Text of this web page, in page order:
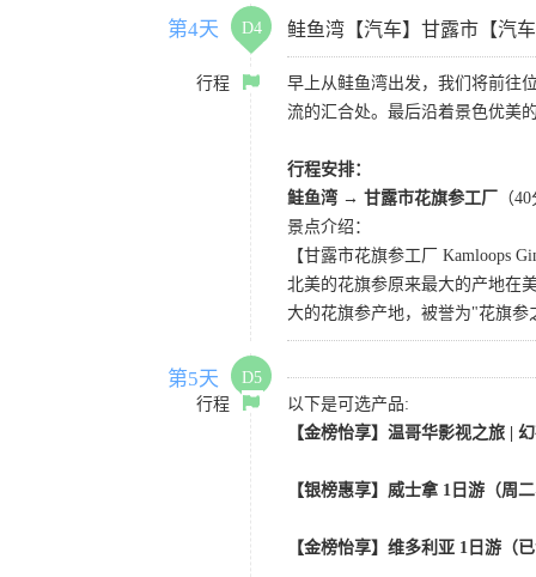
第4天 D4 鲑鱼湾【汽车】甘露市【汽
行程
早上从鲑鱼湾出发，我们将前往
流的汇合处。最后沿着景色优美
行程安排：
鲑鱼湾 → 甘露市花旗参工厂
（
景点介绍：
【甘露市花旗参工厂 Kamloops
北美的花旗参原来最大的产地在
大的花旗参产地，被誉为"花旗
第5天
D5
行程
以下是可选产品:
【金榜怡享】温哥华影视之旅 |
【银榜惠享】威士拿 1日游（周
【金榜怡享】维多利亚 1日游（